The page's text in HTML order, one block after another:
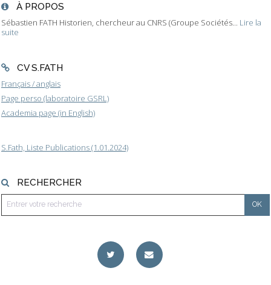
À PROPOS
Sébastien FATH Historien, chercheur au CNRS (Groupe Sociétés... Lire la
suite
CV S.FATH
Français / anglais
Page perso (laboratoire GSRL)
Academia page (in English)
S.Fath, Liste Publications (1.01.2024)
RECHERCHER